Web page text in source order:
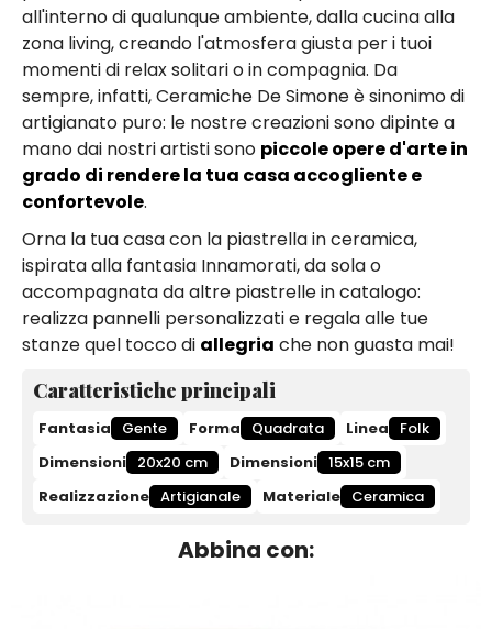
all'interno di qualunque ambiente, dalla cucina alla
zona living, creando l'atmosfera giusta per i tuoi
momenti di relax solitari o in compagnia. Da
sempre, infatti, Ceramiche De Simone è sinonimo di
artigianato puro: le nostre creazioni sono dipinte a
mano dai nostri artisti sono piccole opere d'arte in
grado di rendere la tua casa accogliente e
confortevole.
Orna la tua casa con la piastrella in ceramica,
ispirata alla fantasia Innamorati, da sola o
accompagnata da altre piastrelle in catalogo:
realizza pannelli personalizzati e regala alle tue
stanze quel tocco di allegria che non guasta mai!
Caratteristiche principali
Fantasia Gente Forma Quadrata Linea
Folk
Dimensioni 20x20 cm Dimensioni 15x15 cm
Realizzazione Artigianale Materiale Ceramica
Abbina con: